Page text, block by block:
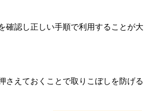
確認し正しい手順で利用することが大
さえておくことで取りこぼしを防げる